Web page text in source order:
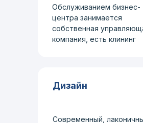
Современный,
Дизайн
Обслуживанием бизнес-
центра занимается
собственная
компания, есть клининг